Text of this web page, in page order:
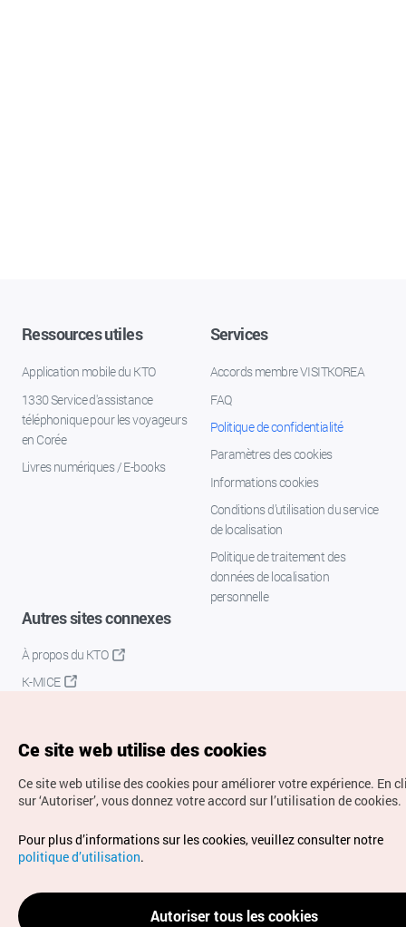
Ressources utiles
Application mobile du KTO
1330 Service d'assistance
téléphonique pour les voyageurs
en Corée
Livres numériques / E-books
Services
Accords membre VISITKOREA
FAQ
Politique de confidentialité
Paramètres des cookies
Informations cookies
Conditions d’utilisation du service
de localisation
Politique de traitement des
données de localisation
personnelle
Autres sites connexes
À propos du KTO
K-MICE
Droits d’auteur (c) Office National du Tourisme en Corée.
Tous droits réservés.
Pour les rapports d'erreurs et demandes de renseignements,
adressez vos demandes à
info.ontc@gmail.com
Ce site web utilise des cookies
Ce site web utilise des cookies pour améliorer votre expérience. En
sur ‘Autoriser’, vous donnez votre accord sur l’utilisation de cookies.
Pour plus d’informations sur les cookies, veuillez consulter notre
politique d’utilisation.
Autoriser tous les cookies